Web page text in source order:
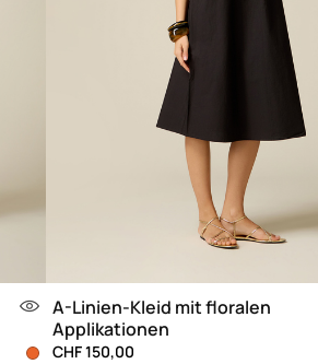
A-Linien-Kleid mit floralen
Applikationen
CHF 150,00